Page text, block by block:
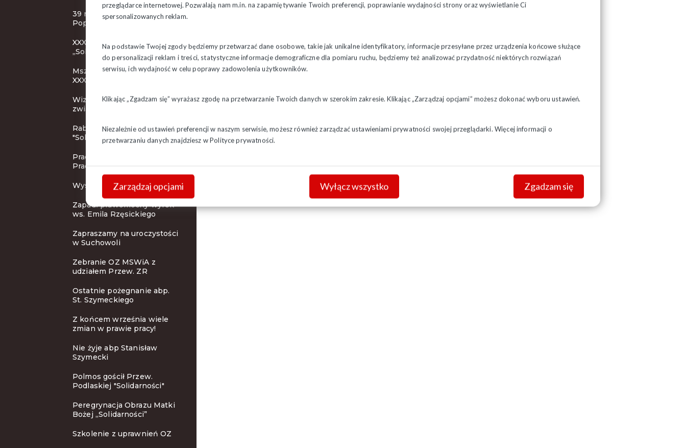
przeglądarce internetowej. Pozwalają nam m.in. na zapamiętywanie Twoich preferencji, poprawianie wydajności strony oraz wyświetlanie Ci
spersonalizowanych reklam.
Na podstawie Twojej zgody będziemy przetwarzać dane osobowe, takie jak unikalne identyfikatory, informacje przesyłane przez urządzenia końcowe służące
do personalizacji reklam i treści, statystyczne informacje demograficzne dla pomiaru ruchu, będziemy też analizować przydatność niektórych rozwiązań
serwisu, ich wydajność w celu poprawy zadowolenia użytkowników.
Klikając „Zgadzam się” wyrażasz zgodę na przetwarzanie Twoich danych w szerokim zakresie. Klikając „Zarządzaj opcjami” możesz dokonać wyboru ustawień.
Niezależnie od ustawień preferencji w naszym serwisie, możesz również zarządzać ustawieniami prywatności swojej przeglądarki. Więcej informacji o
przetwarzaniu danych znajdziesz wPolityce prywatności.
Zarządzaj opcjami Wyłącz wszystko Zgadzam się
39 rocznica śmierci bł. ks.
Popiełuszki
XXXI KZD NSZZ
„Solidarność”
Msza Święta inaugurująca
XXXI KZD
Wizerunek działacza
związkowego
Rabaty dla członków
"Solidarności"
Pracodawca Przyjazny
Pracownikom
Wystawa i koncert
Zapadł prawomocny wyrok
ws. Emila Rzęsickiego
Zapraszamy na uroczystości
w Suchowoli
Zebranie OZ MSWiA z
udziałem Przew. ZR
Ostatnie pożegnanie abp.
St. Szymeckiego
Z końcem września wiele
zmian w prawie pracy!
Nie żyje abp Stanisław
Szymecki
Polmos gościł Przew.
Podlaskiej "Solidarności"
Peregrynacja Obrazu Matki
Bożej „Solidarności”
Szkolenie z uprawnień OZ